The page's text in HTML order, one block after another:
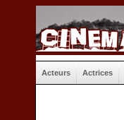
Acteurs Actrices